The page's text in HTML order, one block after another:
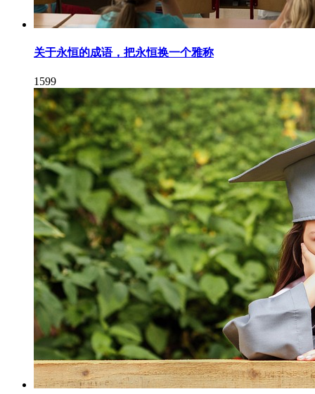
关于永恒的成语，把永恒换一个雅称
1599